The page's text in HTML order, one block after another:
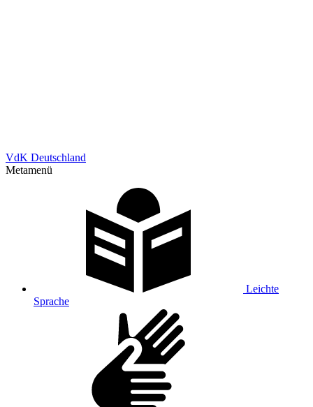
VdK Deutschland
Metamenü
Leichte
Sprache